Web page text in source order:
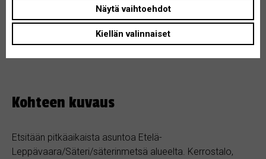
Kohteen kuvaus
Etsitään pitkäaikaista asuntoa Etelä-
Leppävaara/Säteri/säterinmetsä alueelta. Kerrostalo,
Näytä vaihtoehdot
Kiellän valinnaiset